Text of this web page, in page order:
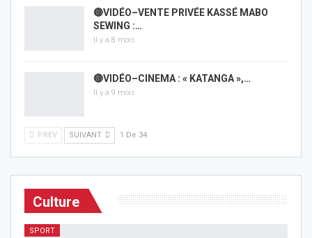
🔴VIDÉO–VENTE PRIVÉE KASSÉ MABO
SEWING :…
Il y a 8 mois
🔴VIDÉO–CINEMA : « KATANGA »,…
Il y a 9 mois
PREV SUIVANT 1 De 34
Culture
SPORT